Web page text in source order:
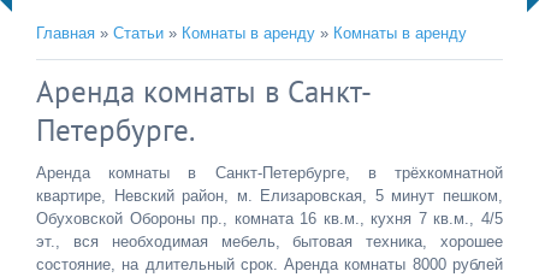
Главная » Статьи » Комнаты в аренду » Комнаты в аренду
Аренда комнаты в Санкт-
Петербурге.
Аренда комнаты в Санкт-Петербурге, в трёхкомнатной
квартире, Невский район, м. Елизаровская, 5 минут пешком,
Обуховской Обороны пр., комната 16 кв.м., кухня 7 кв.м., 4/5
эт., вся необходимая мебель, бытовая техника, хорошее
состояние, на длительный срок. Аренда комнаты 8000 рублей